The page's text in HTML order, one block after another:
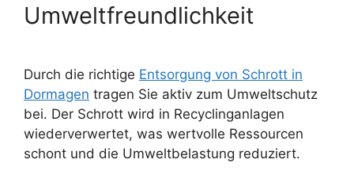
Umweltfreundlichkeit
Durch die richtige Entsorgung von Schrott in
Dormagen tragen Sie aktiv zum Umweltschutz
bei. Der Schrott wird in Recyclinganlagen
wiederverwertet, was wertvolle Ressourcen
schont und die Umweltbelastung reduziert.